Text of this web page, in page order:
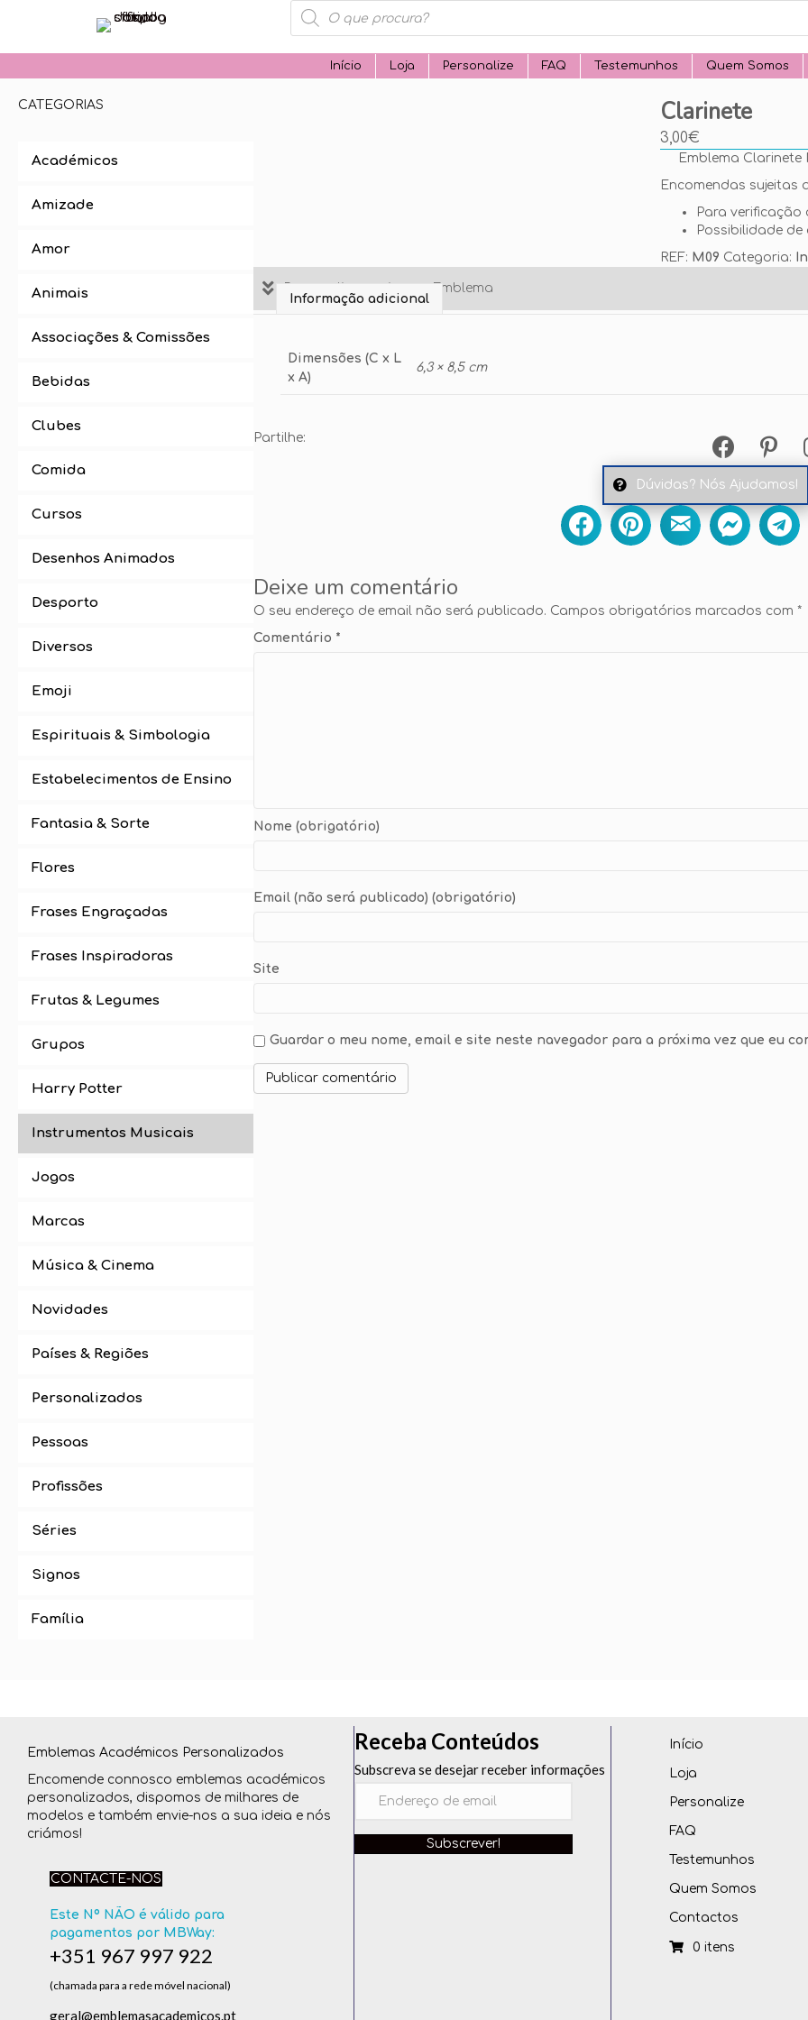
Products
search
Início Loja Personalize FAQ Testemunhos Quem Somos
CATEGORIAS
Académicos
Amizade
Amor
Animais
Associações & Comissões
Bebidas
Clubes
Comida
Cursos
Desenhos Animados
Desporto
Diversos
Emoji
Espirituais & Simbologia
Estabelecimentos de Ensino
Fantasia & Sorte
Flores
Frases Engraçadas
Frases Inspiradoras
Frutas & Legumes
Grupos
Harry Potter
Instrumentos Musicais
Jogos
Marcas
Música & Cinema
Novidades
Países & Regiões
Personalizados
Pessoas
Profissões
Séries
Signos
Família
Clarinete
3,00€
Emblema
Encomendas sujeitas
Para verificação
Possibilidade
REF: M09 Categoria:
Personalize aqui o seu Emblema
Informação adicional
Dimensões (C x L
x A)
6,3 × 8,5 cm
Partilhe:
Dúvidas? Nós Ajudamos!
Deixe um comentário
O seu endereço de email não será publicado. Campos obrigatórios marcados com *
Comentário *
Nome (obrigatório)
Email (não será publicado) (obrigatório)
Site
Guardar o meu nome, email e site neste navegador para a próxima vez que eu
Emblemas Académicos Personalizados
Encomende connosco emblemas académicos
personalizados, dispomos de milhares de
modelos e também envie-nos a sua ideia e nós
criámos!
CONTACTE-NOS
Este Nº NÃO é válido para
pagamentos por MBWay:
+351 967 997 922
(chamada para a rede móvel nacional)
geral@emblemasacademicos.pt
Receba Conteúdos
Subscreva se desejar receber informações
Subscrever!
Início
Loja
Personalize
FAQ
Testemunhos
Quem Somos
Contactos
0 itens